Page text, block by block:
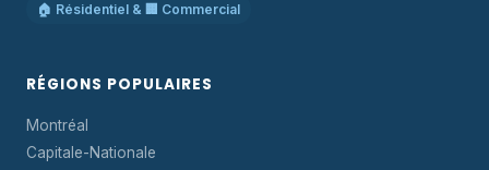
🏠 Résidentiel & 🏢 Commercial
RÉGIONS POPULAIRES
Montréal
Capitale-Nationale